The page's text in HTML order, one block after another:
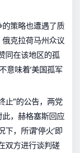
策略也遭遇了质
克拉荷马州众议
同在该地区的孤
意味着‘美国孤军
止”的公告，两党
，赫格塞斯回应
，所谓‘停火’即
双方进行谈判磋